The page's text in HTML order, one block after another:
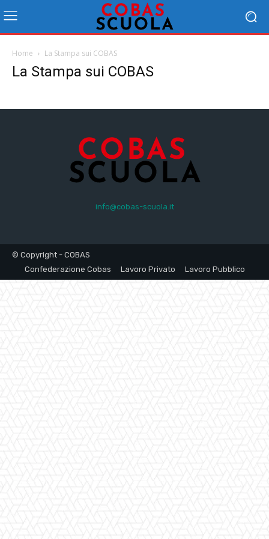
Home La Stampa sui COBAS
La Stampa sui COBAS
info@cobas-scuola.it
© Copyright - COBAS
Confederazione Cobas
Lavoro Privato Lavoro Pubblico